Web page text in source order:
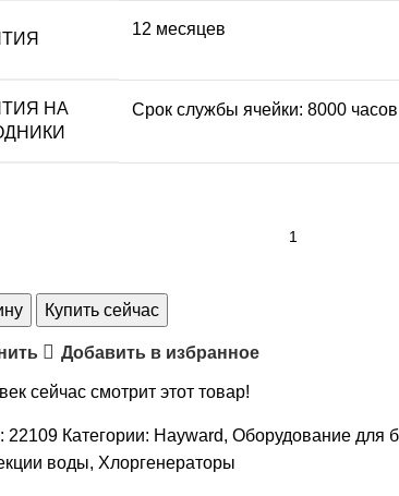
12 месяцев
НА
Срок службы ячейки: 8000 часов
Купить сейчас
Добавить в избранное
сейчас смотрит этот товар!
22109 Категории: Hayward, Оборудование для
воды, Хлоргенераторы